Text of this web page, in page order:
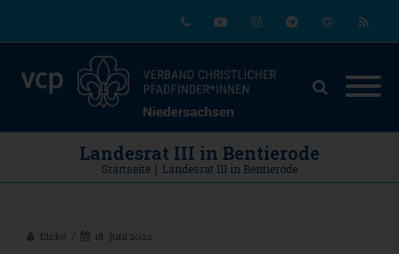
Landesrat III in Bentierode
Startseite | Landesrat III in Bentierode
Eicke 18. Juni 2022